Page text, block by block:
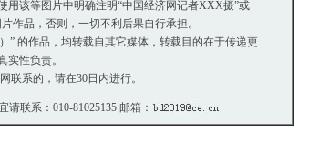
该等图片中明确注明“中国经济网记者XXX摄”或
品，否则，一切不利后果自行承担。
” 的作品，均转载自其它媒体，转载目的在于传递更
性负责。
联系的，请在30日内进行。
联系：010-81025135 邮箱：